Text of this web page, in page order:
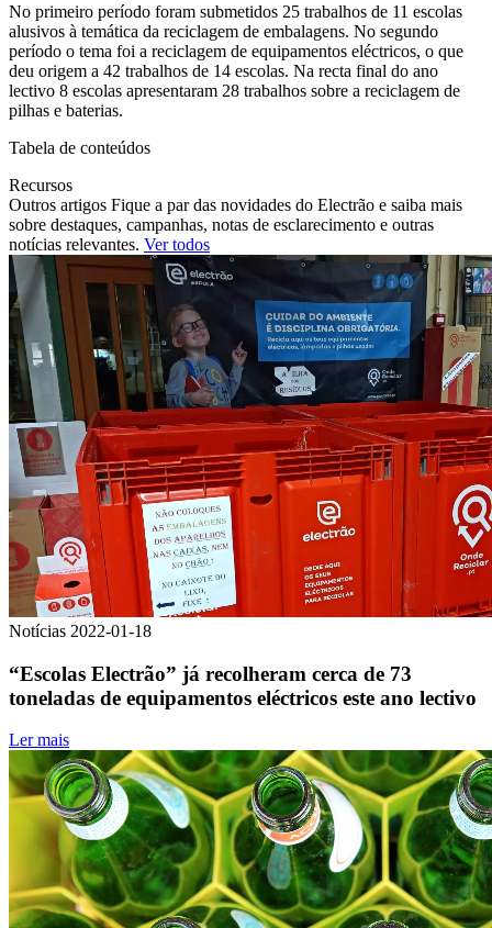
No primeiro período foram submetidos 25 trabalhos de 11 escolas
alusivos à temática da reciclagem de embalagens. No segundo
período o tema foi a reciclagem de equipamentos eléctricos, o que
deu origem a 42 trabalhos de 14 escolas. Na recta final do ano
lectivo 8 escolas apresentaram 28 trabalhos sobre a reciclagem de
pilhas e baterias.
Tabela de conteúdos
Recursos
Outros artigos Fique a par das novidades do Electrão e saiba mais
sobre destaques, campanhas, notas de esclarecimento e outras
notícias relevantes. Ver todos
Notícias 2022-01-18
“Escolas Electrão” já recolheram cerca de 73
toneladas de equipamentos eléctricos este ano lectivo
Ler mais